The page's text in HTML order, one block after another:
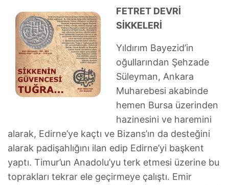
FETRET DEVRİ
SİKKELERİ
Yıldırım Bayezid’in
oğullarından Şehzade
Süleyman, Ankara
Muharebesi akabinde
hemen Bursa üzerinden
hazinesini ve haremini
alarak, Edirne’ye kaçtı ve Bizans’ın da desteğini
alarak padişahlığını ilan edip Edirne’yi başkent
yaptı. Timur’un Anadolu’yu terk etmesi üzerine bu
toprakları tekrar ele geçirmeye çalıştı. Emir